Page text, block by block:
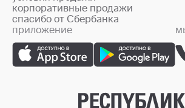
корпоративные продажи
спасибо от Сбербанка
приложение